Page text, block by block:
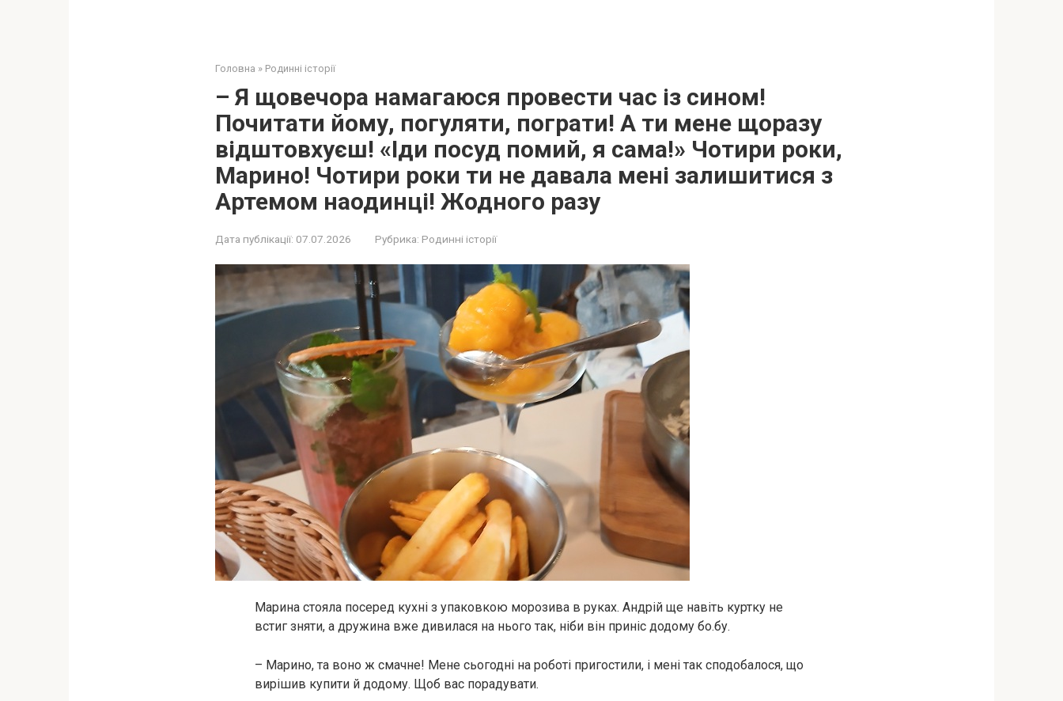
Головна » Родинні історії
– Я щовечора намагаюся провести час із сином!
Почитати йому, погуляти, пограти! А ти мене щоразу
відштовхуєш! «Іди посуд помий, я сама!» Чотири роки,
Марино! Чотири роки ти не давала мені залишитися з
Артемом наодинці! Жодного разу
Дата публікації: 07.07.2026 Рубрика: Родинні історії
Марина стояла посеред кухні з упаковкою морозива в руках. Андрій ще навіть куртку не
встиг зняти, а дружина вже дивилася на нього так, ніби він приніс додому бо.бу.
– Марино, та воно ж смачне! Мене сьогодні на роботі пригостили, і мені так сподобалося, що
вирішив купити й додому. Щоб вас порадувати.